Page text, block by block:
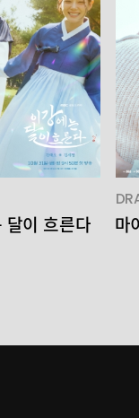
달이 흐른다 마